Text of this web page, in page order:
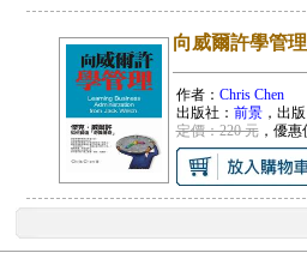
向威爾許學管理
作者： Chris Chen
出版社： 前景，出
定價：220 元，優惠